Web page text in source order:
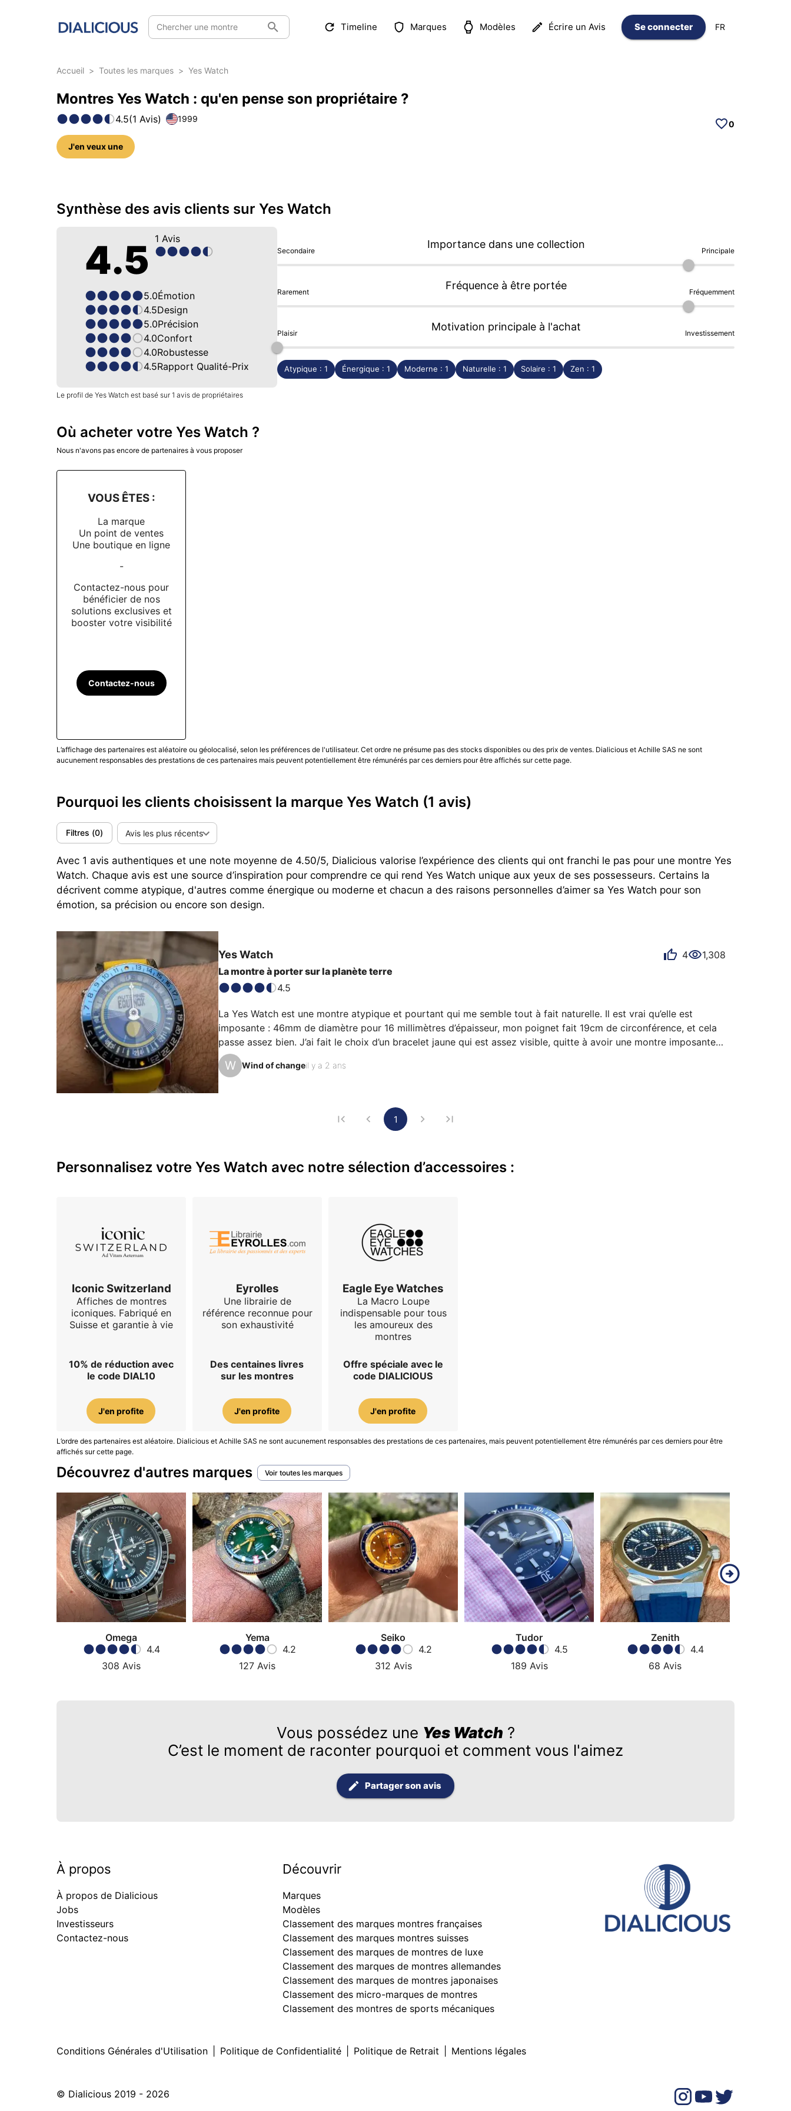
Chercher une montre Timeline Marques Modèles Écrire un Avis Se connecter FR
Accueil > Toutes les marques > Yes Watch
Montres Yes Watch : qu'en pense son propriétaire ?
4.5(1 Avis) 1999
J'en veux une
0
1 photo sur cette marque
Synthèse des avis clients sur Yes Watch
4.5 1 Avis
5.0Émotion
4.5Design
5.0Précision
4.0Confort
4.0Robustesse
4.5Rapport Qualité-Prix
Secondaire
Importance dans une collection
Principale
Rarement
Fréquence à être portée
Fréquemment
Plaisir
Motivation principale à l'achat
Investissement
Atypique : 1 Énergique : 1 Moderne : 1 Naturelle : 1 Solaire : 1 Zen : 1
Le profil de Yes Watch est basé sur 1 avis de propriétaires
Où acheter votre Yes Watch ?
Nous n'avons pas encore de partenaires à vous proposer
VOUS ÊTES :
La marque
Un point de ventes
Une boutique en ligne
-
Contactez-nous pour
bénéficier de nos
solutions exclusives et
booster votre visibilité
Contactez-nous
L’affichage des partenaires est aléatoire ou géolocalisé, selon les préférences de l'utilisateur. Cet ordre ne présume pas des stocks disponibles ou des prix de ventes. Dialicious et Achille SAS ne sont
aucunement responsables des prestations de ces partenaires mais peuvent potentiellement être rémunérés par ces derniers pour être affichés sur cette page.
Pourquoi les clients choisissent la marque Yes Watch (1 avis)
Filtres (0) Avis les plus récents
Avec 1 avis authentiques et une note moyenne de 4.50/5, Dialicious valorise l’expérience des clients qui ont franchi le pas pour une montre Yes
Watch. Chaque avis est une source d’inspiration pour comprendre ce qui rend Yes Watch unique aux yeux de ses possesseurs. Certains la
décrivent comme atypique, d'autres comme énergique ou moderne et chacun a des raisons personnelles d’aimer sa Yes Watch pour son
émotion, sa précision ou encore son design.
Yes Watch 4
1,308
La montre à porter sur la planète terre
4.5
La Yes Watch est une montre atypique et pourtant qui me semble tout à fait naturelle. Il est vrai qu’elle est
imposante : 46mm de diamètre pour 16 millimètres d’épaisseur, mon poignet fait 19cm de circonférence, et cela
passe assez bien. J’ai fait le choix d’un bracelet jaune qui est assez visible, quitte à avoir une montre imposante
autant l’assumer, et le jaune est en accord avec son aspect solaire. C’est imposant, mais ce qu’il y a à l’intérieur
l’est tout autant, il y a 54 fonctions !  Il y a un affichage digit…
W Wind of changeil y a 2 ans
1
Personnalisez votre Yes Watch avec notre sélection d’accessoires :
Iconic Switzerland
Affiches de montres
iconiques. Fabriqué en
Suisse et garantie à vie
10% de réduction avec
le code DIAL10
J'en profite
Eyrolles
Une librairie de
référence reconnue pour
son exhaustivité
Des centaines livres
sur les montres
J'en profite
Eagle Eye Watches
La Macro Loupe
indispensable pour tous
les amoureux des
montres
Offre spéciale avec le
code DIALICIOUS
J'en profite
L’ordre des partenaires est aléatoire. Dialicious et Achille SAS ne sont aucunement responsables des prestations de ces partenaires, mais peuvent potentiellement être rémunérés par ces derniers pour être
affichés sur cette page.
Découvrez d'autres marques Voir toutes les marques
Omega
4.4
308 Avis
Yema
4.2
127 Avis
Seiko
4.2
312 Avis
Tudor
4.5
189 Avis
Zenith
4.4
68 Avis
Vous possédez une Yes Watch ?
C’est le moment de raconter pourquoi et comment vous l'aimez
Partager son avis
À propos
À propos de Dialicious
Jobs
Investisseurs
Contactez-nous
Découvrir
Marques
Modèles
Classement des marques montres françaises
Classement des marques montres suisses
Classement des marques de montres de luxe
Classement des marques de montres allemandes
Classement des marques de montres japonaises
Classement des micro-marques de montres
Classement des montres de sports mécaniques
Conditions Générales d'Utilisation Politique de Confidentialité Politique de Retrait Mentions légales
© Dialicious 2019 - 2026